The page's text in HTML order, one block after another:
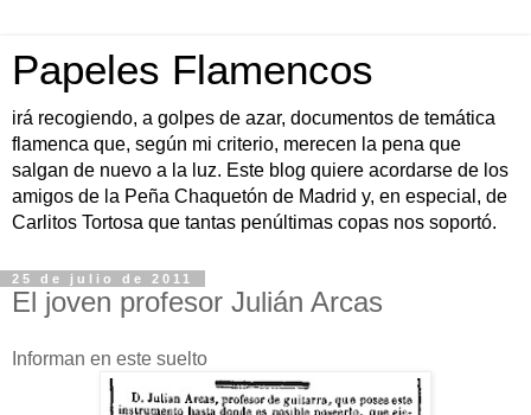
Papeles Flamencos
irá recogiendo, a golpes de azar, documentos de temática
flamenca que, según mi criterio, merecen la pena que
salgan de nuevo a la luz. Este blog quiere acordarse de los
amigos de la Peña Chaquetón de Madrid y, en especial, de
Carlitos Tortosa que tantas penúltimas copas nos soportó.
25 de julio de 2011
El joven profesor Julián Arcas
Informan en este suelto